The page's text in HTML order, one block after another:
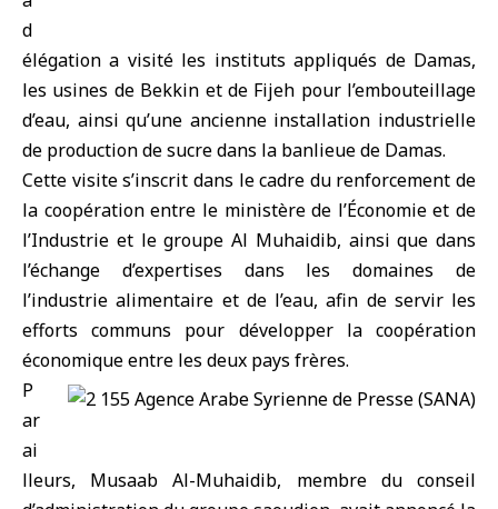
d
élégation a visité les instituts appliqués de Damas,
les usines de Bekkin et de Fijeh pour l’embouteillage
d’eau, ainsi qu’une ancienne installation industrielle
de production de sucre dans la banlieue de Damas.
Cette visite s’inscrit dans le cadre du renforcement de
la coopération entre le ministère de l’Économie et de
l’Industrie et le groupe Al Muhaidib, ainsi que dans
l’échange d’expertises dans les domaines de
l’industrie alimentaire et de l’eau, afin de servir les
efforts communs pour développer la coopération
économique entre les deux pays frères.
P
ar
ai
lleurs, Musaab Al-Muhaidib, membre du conseil